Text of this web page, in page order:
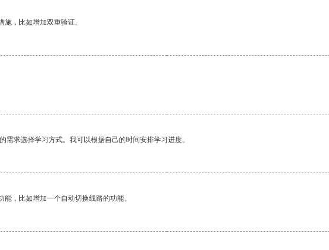
，比如增加双重验证。
求选择学习方式。我可以根据自己的时间安排学习进度。
，比如增加一个自动切换线路的功能。